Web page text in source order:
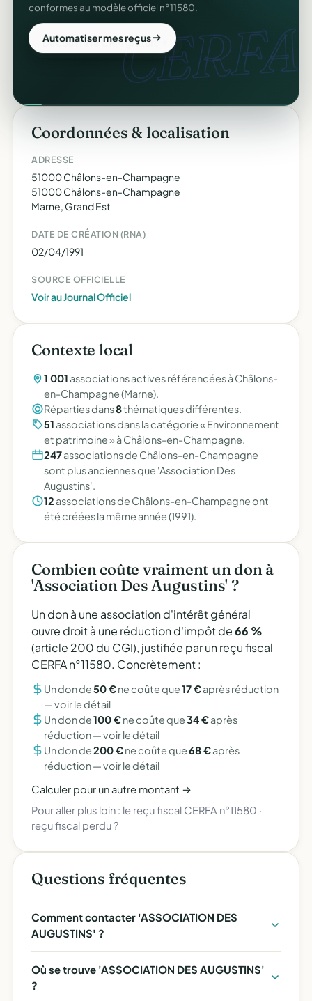
CERFA.
conformes au modèle officiel n°11580.
Automatiser mes reçus
Coordonnées & localisation
ADRESSE
51000 Châlons-en-Champagne
51000 Châlons-en-Champagne
Marne, Grand Est
DATE DE CRÉATION (RNA)
02/04/1991
SOURCE OFFICIELLE
Voir au Journal Officiel
Contexte local
1 001 associations actives référencées à Châlons-
en-Champagne (Marne).
Réparties dans8thématiques différentes.
51 associations dans la catégorie « Environnement
et patrimoine » à Châlons-en-Champagne.
247associations de Châlons-en-Champagne
sont plus anciennes que 'Association Des
Augustins'.
12 associations de Châlons-en-Champagne ont
été créées la même année (1991).
Combien coûte vraiment un don à
'Association Des Augustins' ?
Un don à une association d'intérêt général
ouvre droit à une réduction d'impôt de66 %
(article 200 du CGI), justifiée par un reçu fiscal
CERFA n°11580. Concrètement :
Un don de50 €ne coûte que17 €après réduction
—voir le détail
Un don de100 €ne coûte que34 €après
réduction —voir le détail
Un don de200 €ne coûte que68 €après
réduction —voir le détail
Calculer pour un autre montant →
Pour aller plus loin : le reçu fiscal CERFA n°11580 ·
reçu fiscal perdu ?
Questions fréquentes
Comment contacter 'ASSOCIATION DES
AUGUSTINS' ?
Où se trouve 'ASSOCIATION DES AUGUSTINS'
?